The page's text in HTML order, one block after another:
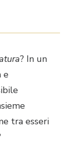
? In un
e
tra esseri